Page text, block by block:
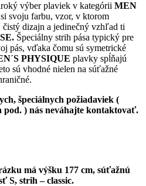
výber plaviek v kategórii MEN
svoju farbu, vzor, v ktorom
čistý dizajn a jedinečný vzhľad ti
Špeciálny strih pása typický pre
pás, vďaka čomu sú symetrické
PHYSIQUE plavky spĺňajú
sú vhodné nielen na súťažné
špeciálnych požiadaviek (
pod. ) nás neváhajte kontaktovať.
má výšku 177 cm, súťažnú
S, strih – classic.